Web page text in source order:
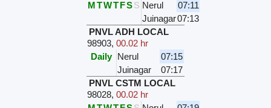
MTWTFSS Nerul
07:11
Juinagar07:13
PNVL ADH LOCAL
98903,00.02 hr
Daily Nerul
07:15
Juinagar
07:17
PNVL CSTM LOCAL
98028,00.02 hr